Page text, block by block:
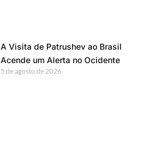
A Visita de Patrushev ao Brasil
Acende um Alerta no Ocidente
5 de agosto de 2026